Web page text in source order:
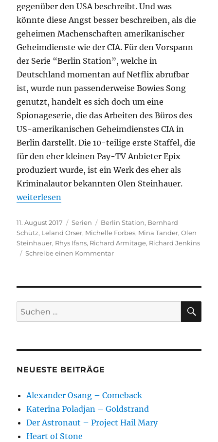
gegenüber den USA beschreibt. Und was
könnte diese Angst besser beschreiben, als die
geheimen Machenschaften amerikanischer
Geheimdienste wie der CIA. Für den Vorspann
der Serie “Berlin Station”, welche in
Deutschland momentan auf Netflix abrufbar
ist, wurde nun passenderweise Bowies Song
genutzt, handelt es sich doch um eine
Spionageserie, die das Arbeiten des Büros des
US-amerikanischen Geheimdienstes CIA in
Berlin darstellt. Die 10-teilige erste Staffel, die
für den eher kleinen Pay-TV Anbieter Epix
produziert wurde, ist ein Werk des eher als
Kriminalautor bekannten Olen Steinhauer.
„Berlin Station“
weiterlesen
Veröffentlicht
am
11. August 2017 Kategorien
Serien Schlagwörter
Berlin Station, Bernhard
Schütz, Leland Orser, Michelle Forbes, Mina Tander,Olen
Steinhauer, Rhys Ifans, Richard Armitage, Richard Jenkins
Schreibe einen Kommentarzu
Suchen
nach:
NEUESTE BEITRÄGE
Alexander Osang – Comeback
Katerina Poladjan – Goldstrand
Der Astronaut – Project Hail Mary
Heart of Stone